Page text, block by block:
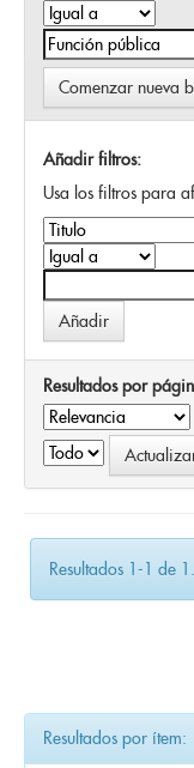
Comenzar nueva
Añadir filtros:
Usa los filtros para
Resultados por
Resultados 1-1 de 1.
Resultados por ítem: